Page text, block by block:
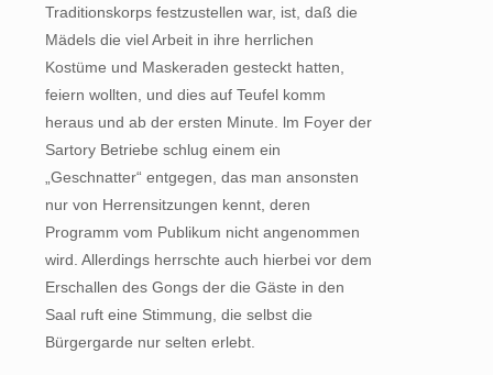
Traditionskorps festzustellen war, ist, daß die
Mädels die viel Arbeit in ihre herrlichen
Kostüme und Maskeraden gesteckt hatten,
feiern wollten, und dies auf Teufel komm
heraus und ab der ersten Minute. lm Foyer der
Sartory Betriebe schlug einem ein
„Geschnatter“ entgegen, das man ansonsten
nur von Herrensitzungen kennt, deren
Programm vom Publikum nicht angenommen
wird. Allerdings herrschte auch hierbei vor dem
Erschallen des Gongs der die Gäste in den
Saal ruft eine Stimmung, die selbst die
Bürgergarde nur selten erlebt.